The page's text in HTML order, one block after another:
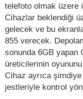
telefoto olmak üzere
Cihazlar beklendiği
gelecek ve bu
855 verecek.
sonunda 6GB yapan
üreticilerinin
Cihaz ayrıca
jestleriyle kontrol